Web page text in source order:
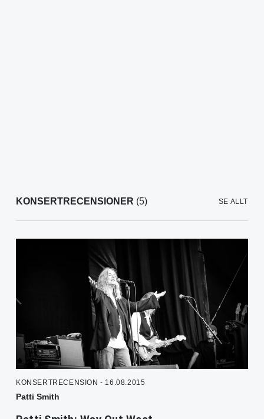
KONSERTRECENSIONER (5) SE ALLT
KONSERTRECENSION - 16.08.2015
Patti Smith